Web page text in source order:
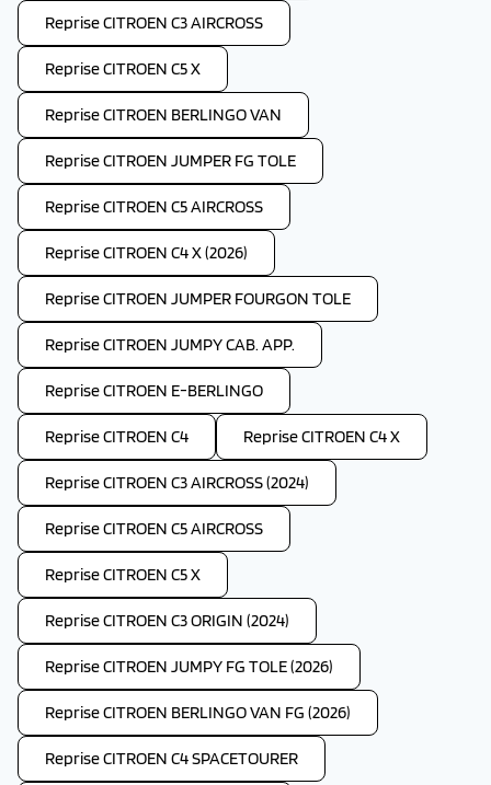
Reprise CITROEN C3 AIRCROSS
Reprise CITROEN C5 X
Reprise CITROEN BERLINGO VAN
Reprise CITROEN JUMPER FG TOLE
Reprise CITROEN C5 AIRCROSS
Reprise CITROEN C4 X (2026)
Reprise CITROEN JUMPER FOURGON TOLE
Reprise CITROEN JUMPY CAB. APP.
Reprise CITROEN E-BERLINGO
Reprise CITROEN C4 Reprise CITROEN C4 X
Reprise CITROEN C3 AIRCROSS (2024)
Reprise CITROEN C5 AIRCROSS
Reprise CITROEN C5 X
Reprise CITROEN C3 ORIGIN (2024)
Reprise CITROEN JUMPY FG TOLE (2026)
Reprise CITROEN BERLINGO VAN FG (2026)
Reprise CITROEN C4 SPACETOURER